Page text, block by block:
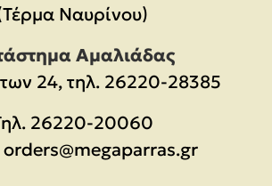
Ναυρίνου)
Αμαλιάδας
24, τηλ. 26220-28385
26220-20060
orders@megaparras.gr